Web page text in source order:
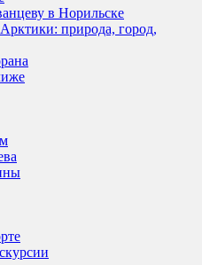
в Норильске
природа, город,